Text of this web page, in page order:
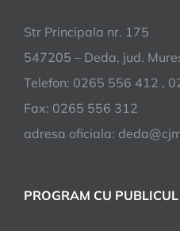
Str Principala nr. 175
547205 – Deda, jud.
Telefon: 0265 556 412 ,
Fax: 0265 556 312
adresa oficiala:
PROGRAM CU PUBLICUL